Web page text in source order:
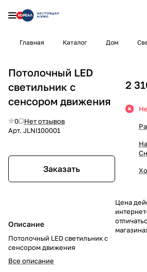
Главная Каталог Дом
Потолочный LED
светильник с
сенсором движения
0
Нет отзывов
Арт. JLNI100001
Заказать
Описание
Потолочный LED светильник с
сенсором движения
Все описание
2
Цена